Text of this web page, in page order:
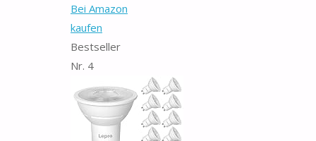
Bei Amazon
kaufen
Bestseller
Nr. 4